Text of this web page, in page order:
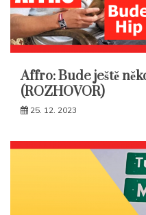
Affro: Bude ještě
(ROZHOVOR)
25. 12. 2023